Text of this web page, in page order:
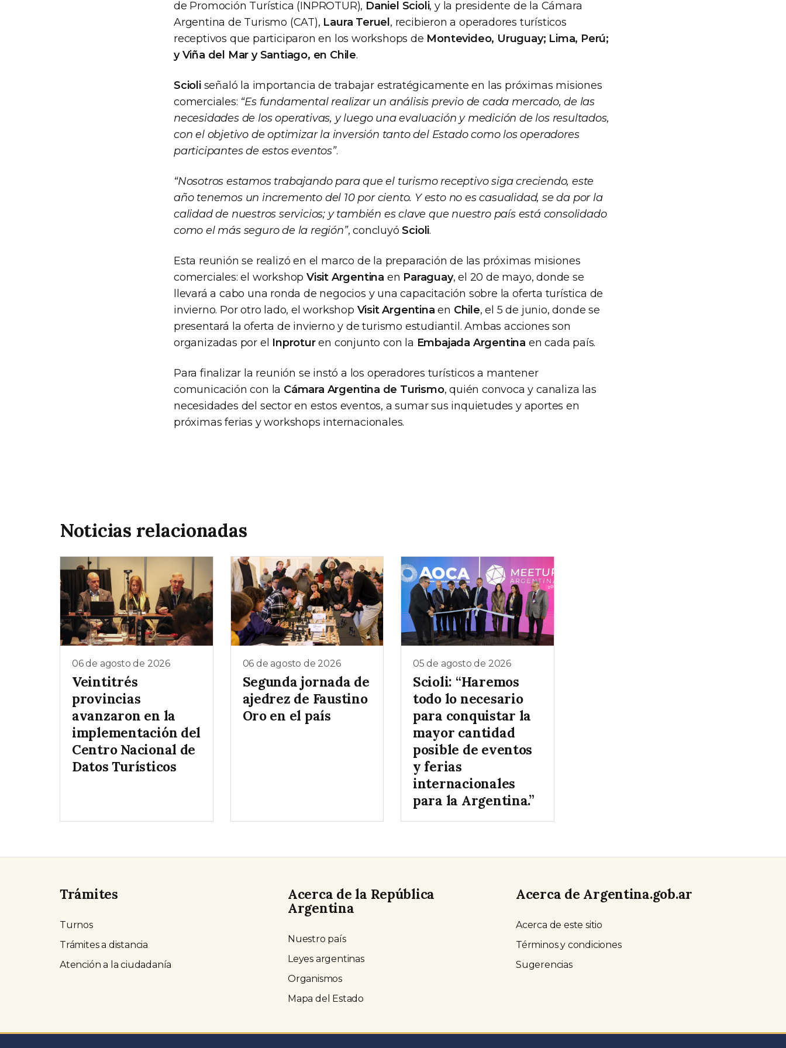
de Promoción Turística (INPROTUR), Daniel Scioli, y la presidente de la Cámara
Argentina de Turismo (CAT), Laura Teruel , recibieron a operadores turísticos
receptivos que participaron en los workshops de Montevideo, Uruguay; Lima, Perú;
y Viña del Mar y Santiago, en Chile.
Scioliseñaló la importancia de trabajar estratégicamente en las próximas misiones
comerciales: “Es fundamental realizar un análisis previo de cada mercado, de las
necesidades de los operativas, y luego una evaluación y medición de los resultados,
con el objetivo de optimizar la inversión tanto del Estado como los operadores
participantes de estos eventos”.
“Nosotros estamos trabajando para que el turismo receptivo siga creciendo, este
año tenemos un incremento del 10 por ciento. Y esto no es casualidad, se da por la
calidad de nuestros servicios; y también es clave que nuestro país está consolidado
como el más seguro de la región”, concluyóScioli.
Esta reunión se realizó en el marco de la preparación de las próximas misiones
comerciales: el workshopVisit Argentina en Paraguay, el 20 de mayo, donde se
llevará a cabo una ronda de negocios y una capacitación sobre la oferta turística de
invierno. Por otro lado, el workshop Visit Argentina en Chile, el 5 de junio, donde se
presentará la oferta de invierno y de turismo estudiantil. Ambas acciones son
organizadas por el Inproturen conjunto con la Embajada Argentina en cada país.
Para finalizar la reunión se instó a los operadores turísticos a mantener
comunicación con la Cámara Argentina de Turismo, quién convoca y canaliza las
necesidades del sector en estos eventos, a sumar sus inquietudes y aportes en
próximas ferias y workshops internacionales.
Noticias relacionadas
06 de agosto de 2026
Veintitrés
provincias
avanzaron en la
implementación del
Centro Nacional de
Datos Turísticos
06 de agosto de 2026
Segunda jornada de
ajedrez de Faustino
Oro en el país
05 de agosto de 2026
Scioli: “Haremos
todo lo necesario
para conquistar la
mayor cantidad
posible de eventos
y ferias
internacionales
para la Argentina.”
Trámites
Turnos
Trámites a distancia
Atención a la ciudadanía
Acerca de la República
Argentina
Nuestro país
Leyes argentinas
Organismos
Mapa del Estado
Acerca de Argentina.gob.ar
Acerca de este sitio
Términos y condiciones
Sugerencias